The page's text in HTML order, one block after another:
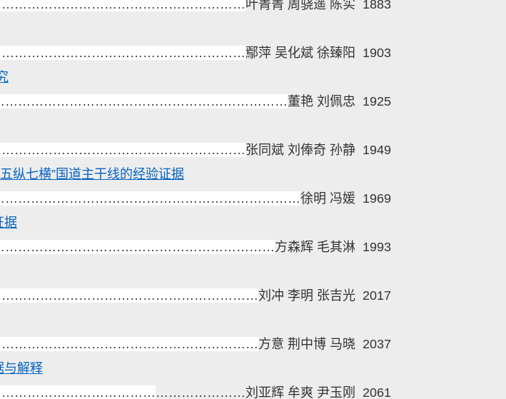
叶菁菁 周骁遥 陈实 1883
鄢萍 吴化斌 徐臻阳
1903
董艳 刘佩忠 1925
张同斌 刘俸奇 孙静 1949
纵七横”国道主干线的经验证据
徐明 冯媛 1969
据
方森辉 毛其淋 1993
刘冲 李明 张吉光 2017
方意 荆中博 马晓 2037
与解释
…………………刘亚辉 牟爽 尹玉刚
2061